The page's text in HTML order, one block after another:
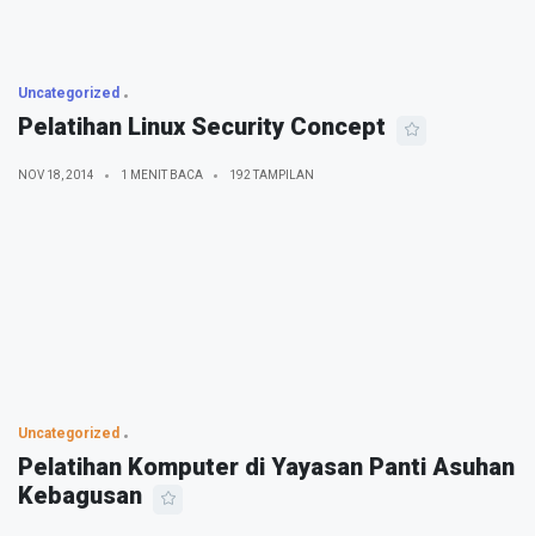
Uncategorized
Pelatihan Linux Security Concept
NOV 18, 2014 1 MENIT BACA 192 TAMPILAN
Uncategorized
Pelatihan Komputer di Yayasan Panti Asuhan
Kebagusan